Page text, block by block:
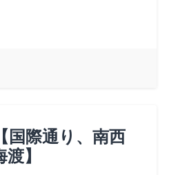
国際通り、南西
】